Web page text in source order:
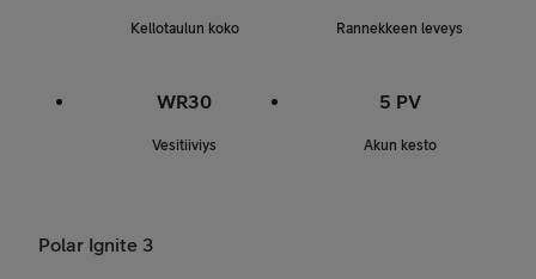
Kellotaulun koko Rannekkeen leveys
WR30
Vesitiiviys
5 PV
Akun kesto
Polar Ignite 3